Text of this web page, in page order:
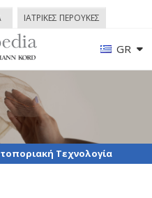
GR
ΙΑΤΡΙΚΕΣ ΠΕΡΟΥΚΕΣ
Τεχνολογία